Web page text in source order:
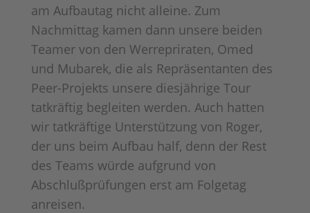
am Aufbautag nicht alleine. Zum
Nachmittag kamen dann unsere beiden
Teamer von den Werrepriraten, Omed
und Mubarek, die als Repräsentanten des
Peer-Projekts unsere diesjährige Tour
tatkräftig begleiten werden. Auch hatten
wir tatkräftige Unterstützung von Roger,
der uns beim Aufbau half, denn der Rest
des Teams würde aufgrund von
Abschlußprüfungen erst am Folgetag
anreisen.